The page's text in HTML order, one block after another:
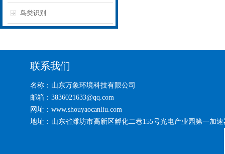
鸟类识别
联系我们
名称：山东万象环境科技有限公司
邮箱：3836021633@qq.com
网址：www.shouyaocanliu.com
地址：山东省潍坊市高新区孵化二巷155号光电产业园第一加